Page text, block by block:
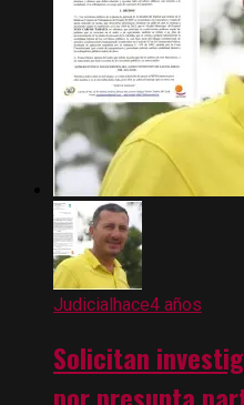
Judicialhace4 años
Solicitan
por presunta